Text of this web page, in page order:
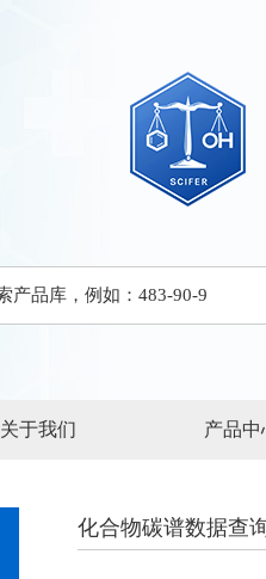
关于我们 产品中
化合物碳谱数据查